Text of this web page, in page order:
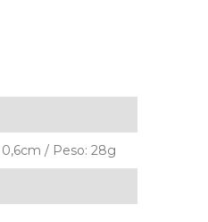
/ Peso: 28g